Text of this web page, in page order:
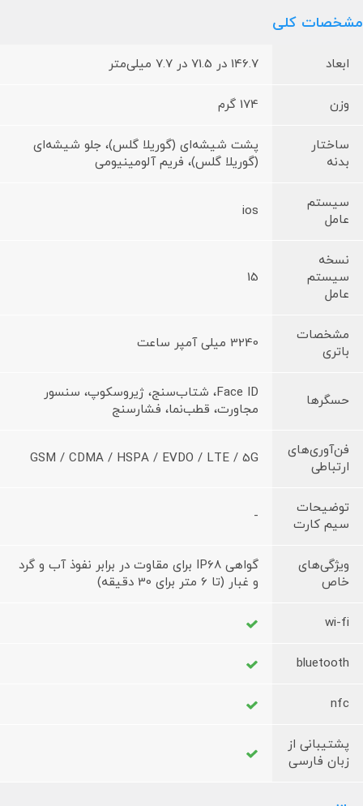
مشخصات کلی
ابعاد 146.7 در 71.5 در 7.7 میلی‌متر
وزن 174 گرم
ساختار
بدنه
پشت شیشه‌ای (گوریلا گلس)، جلو شیشه‌ای
(گوریلا گلس)، فریم آلومینیومی
سیستم
عامل
ios
نسخه
سیستم
عامل
15
مشخصات
باتری
3240 میلی آمپر ساعت
حسگرها
Face ID، شتاب‌سنج، ژیروسکوپ، سنسور
مجاورت، قطب‌نما، فشارسنج
فن‌آوری‌های
ارتباطی
GSM / CDMA / HSPA / EVDO / LTE / 5G
توضیحات
سیم کارت
-
ویژگی‌های
خاص
گواهی IP68 برای مقاوت در برابر نفوذ آب و گرد
و غبار (تا 6 متر برای 30 دقیقه)
wi-fi
bluetooth
nfc
پشتیبانی از
زبان فارسی